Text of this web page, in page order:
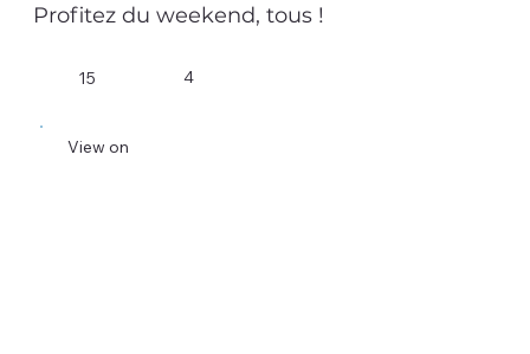
Profitez du weekend, tous !
15 4
View on